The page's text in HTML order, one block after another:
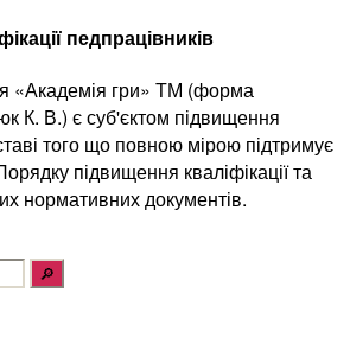
педпрацівників
«Академія гри» ТМ (форма
К. В.) є суб'єктом підвищення
того що повною мірою підтримує
підвищення кваліфікації та
нормативних документів.